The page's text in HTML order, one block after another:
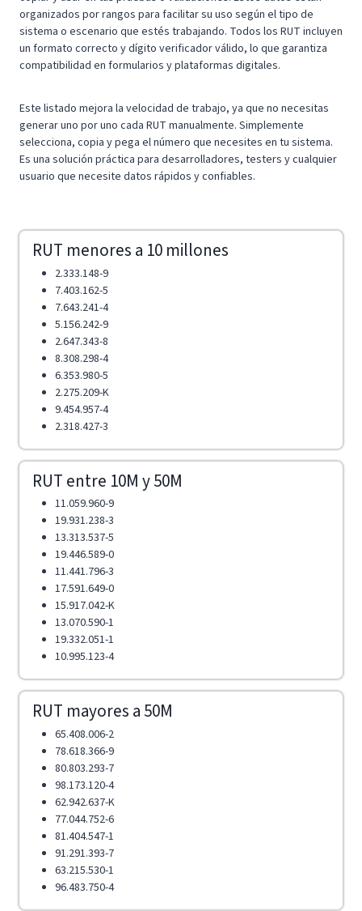
organizados por rangos para facilitar su uso según el tipo de
sistema o escenario que estés trabajando. Todos los RUT incluyen
un formato correcto y dígito verificador válido, lo que garantiza
compatibilidad en formularios y plataformas digitales.
Este listado mejora la velocidad de trabajo, ya que no necesitas
generar uno por uno cada RUT manualmente. Simplemente
selecciona, copia y pega el número que necesites en tu sistema.
Es una solución práctica para desarrolladores, testers y cualquier
usuario que necesite datos rápidos y confiables.
RUT menores a 10 millones
2.333.148-9
7.403.162-5
7.643.241-4
5.156.242-9
2.647.343-8
8.308.298-4
6.353.980-5
2.275.209-K
9.454.957-4
2.318.427-3
RUT entre 10M y 50M
11.059.960-9
19.931.238-3
13.313.537-5
19.446.589-0
11.441.796-3
17.591.649-0
15.917.042-K
13.070.590-1
19.332.051-1
10.995.123-4
RUT mayores a 50M
65.408.006-2
78.618.366-9
80.803.293-7
98.173.120-4
62.942.637-K
77.044.752-6
81.404.547-1
91.291.393-7
63.215.530-1
96.483.750-4